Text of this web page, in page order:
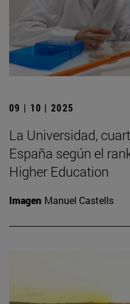
09 | 10 | 2025
La Universidad,
España según el
Higher Education
Imagen Manuel Castells